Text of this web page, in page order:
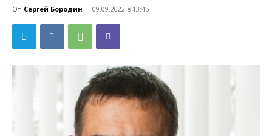
От Сергей Бородин - 09.09.2022 в 13:45